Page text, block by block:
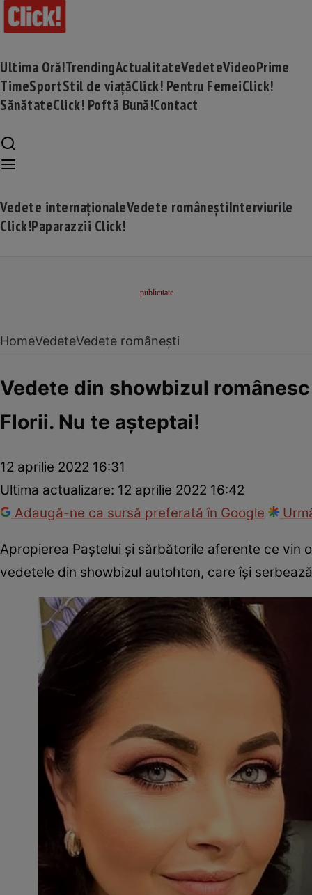
Ultima Oră!TrendingActualitateVedeteVideoPrime
TimeSportStil de viațăClick! Pentru FemeiClick!
SănătateClick! Poftă Bună!Contact
Vedete internaționaleVedete româneștiInterviurile
Click!Paparazzii Click!
HomeVedeteVedete românești
Vedete din showbizul
Florii. Nu te așteptai!
12 aprilie 2022 16:31
Ultima actualizare: 12 aprilie 2022 16:42
Adaugă-ne ca sursă preferată în Google
Apropierea Paștelui și sărbătorile aferente ce
vedetele din showbizul autohton, care își